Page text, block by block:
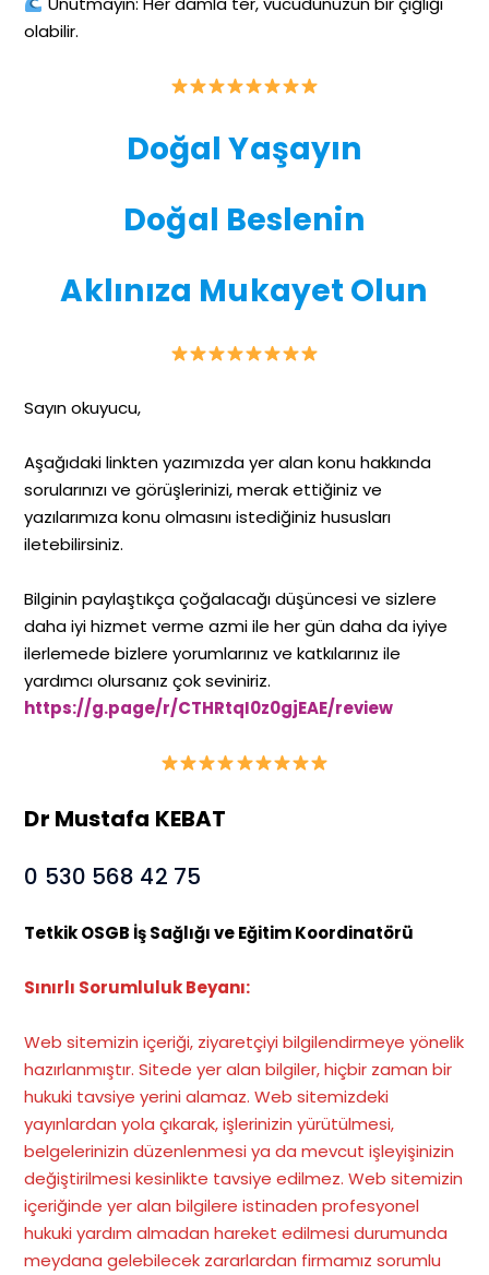
olabilir.
Doğal Yaşayın
Doğal Beslenin
Aklınıza Mukayet Olun
Sayın okuyucu,
Aşağıdaki linkten yazımızda yer alan konu hakkında
sorularınızı ve görüşlerinizi, merak ettiğiniz ve
yazılarımıza konu olmasını istediğiniz hususları
iletebilirsiniz.
Bilginin paylaştıkça çoğalacağı düşüncesi ve sizlere
daha iyi hizmet verme azmi ile her gün daha da iyiye
ilerlemede bizlere yorumlarınız ve katkılarınız ile
yardımcı olursanız çok seviniriz.
https://g.page/r/CTHRtqI0z0gjEAE/review
Dr Mustafa KEBAT
0 530 568 42 75
Tetkik OSGB İş Sağlığı ve Eğitim Koordinatörü
Sınırlı Sorumluluk Beyanı:
Web sitemizin içeriği, ziyaretçiyi bilgilendirmeye yönelik
hazırlanmıştır. Sitede yer alan bilgiler, hiçbir zaman bir
hukuki tavsiye yerini alamaz. Web sitemizdeki
yayınlardan yola çıkarak, işlerinizin yürütülmesi,
belgelerinizin düzenlenmesi ya da mevcut işleyişinizin
değiştirilmesi kesinlikte tavsiye edilmez. Web sitemizin
içeriğinde yer alan bilgilere istinaden profesyonel
hukuki yardım almadan hareket edilmesi durumunda
meydana gelebilecek zararlardan firmamız sorumlu